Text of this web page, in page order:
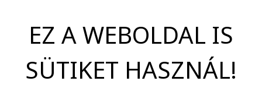
a közösséggel. Az Utazás a Föld körül sorozat
júliusi alkalmán […]
Tovább
EZ A WEBOLDAL IS
SÜTIKET HASZNÁL!